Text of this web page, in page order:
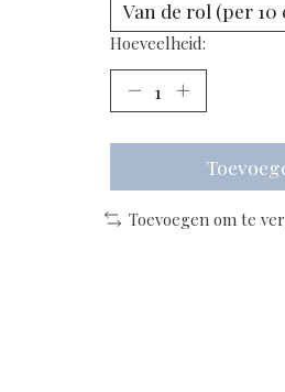
Hoeveelheid:
Toevoegen om te